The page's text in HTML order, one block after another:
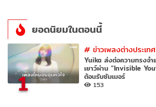
ยอดนิยมในตอนนี้
1
#ข่าวเพลงต่างประเทศ
Yuika ส่งต่อความทรงจำ
เยาว์ผ่าน “Invisible
ต้อนรับซัมเมอร์
153